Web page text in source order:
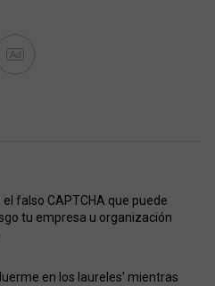
Ad
el falso CAPTCHA que puede
tu empresa u organización
en los laureles' mientras